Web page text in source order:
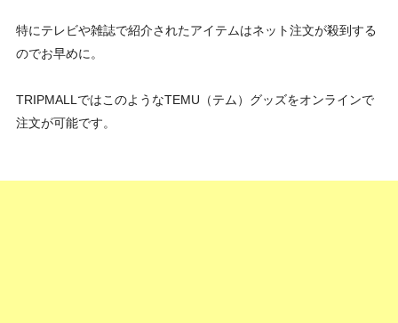
特にテレビや雑誌で紹介されたアイテムはネット注文が殺到する
のでお早めに。
TRIPMALLではこのようなTEMU（テム）グッズをオンラインで
注文が可能です。